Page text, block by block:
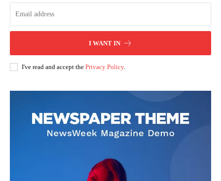
I WANT IN
I've read and accept the Privacy Policy.